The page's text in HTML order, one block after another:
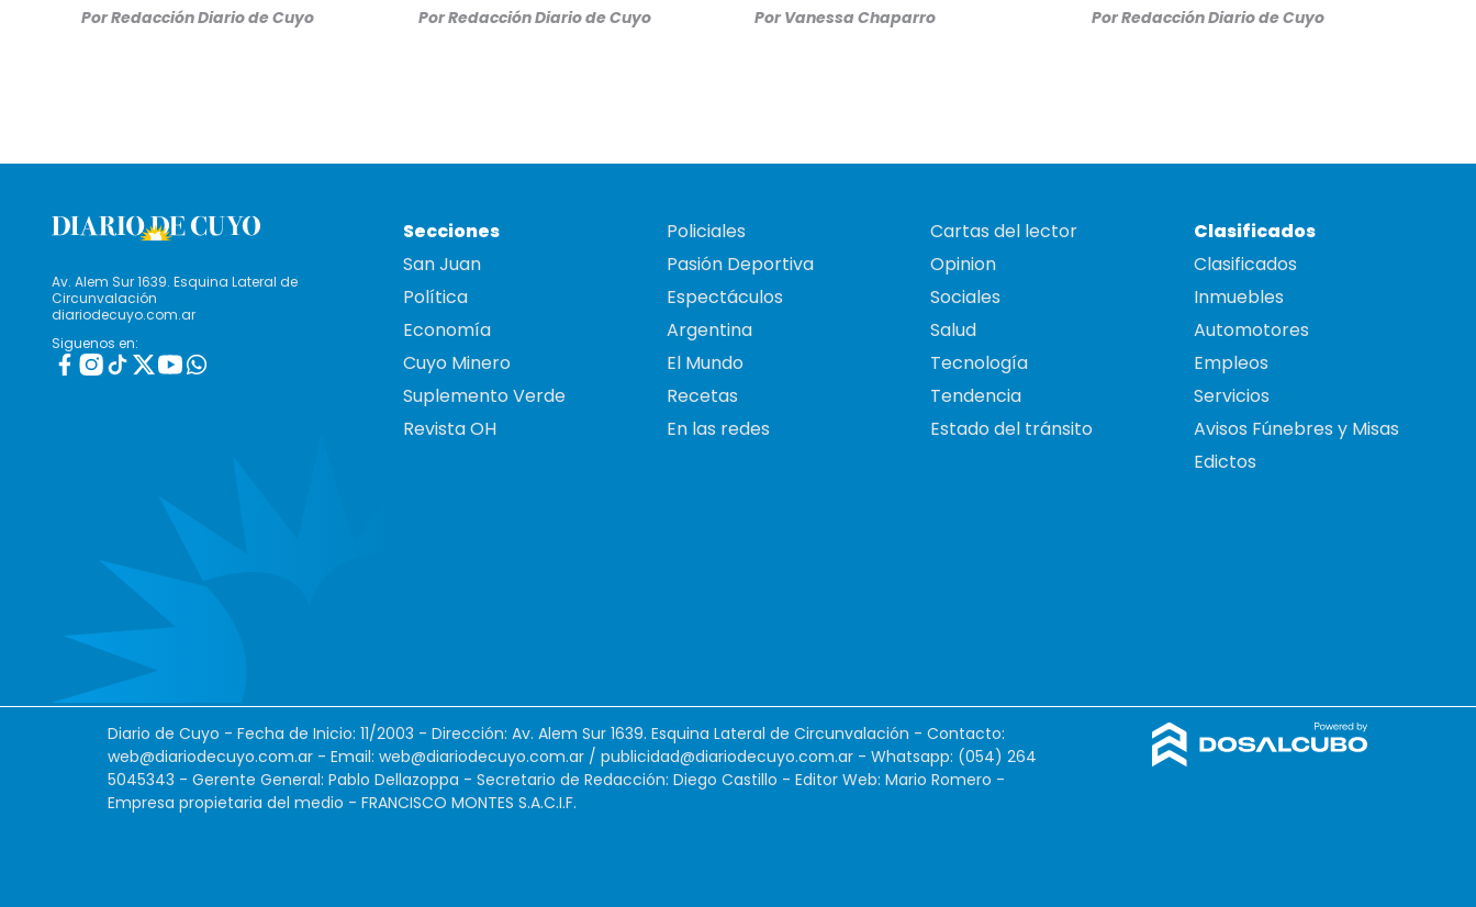
PorRedacción Diario de Cuyo PorRedacción Diario de Cuyo Por Vanessa Chaparro PorRedacción Diario de Cuyo
Av. Alem Sur 1639. Esquina Lateral de
Circunvalación
diariodecuyo.com.ar
Siguenos en:
Secciones
San Juan
Política
Economía
Cuyo Minero
Suplemento Verde
Revista OH
Policiales
Pasión Deportiva
Espectáculos
Argentina
El Mundo
Recetas
En las redes
Cartas del lector
Opinion
Sociales
Salud
Tecnología
Tendencia
Estado del tránsito
Clasificados
Clasificados
Inmuebles
Automotores
Empleos
Servicios
Avisos Fúnebres y Misas
Edictos
Diario de Cuyo - Fecha de Inicio: 11/2003 - Dirección: Av. Alem Sur 1639. Esquina Lateral de Circunvalación - Contacto:
web@diariodecuyo.com.ar - Email: web@diariodecuyo.com.ar / publicidad@diariodecuyo.com.ar - Whatsapp: (054) 264
5045343 - Gerente General: Pablo Dellazoppa - Secretario de Redacción: Diego Castillo - Editor Web: Mario Romero -
Empresa propietaria del medio - FRANCISCO MONTES S.A.C.I.F.